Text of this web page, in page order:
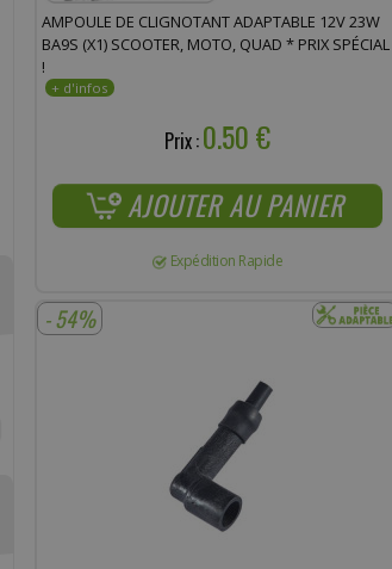
AMPOULE DE CLIGNOTANT ADAPTABLE 12V 23W
BA9S (X1) SCOOTER, MOTO, QUAD * PRIX SPÉCIAL
!
Prix :0.50 €
AJOUTER AU PANIER
Expédition Rapide
- 54%